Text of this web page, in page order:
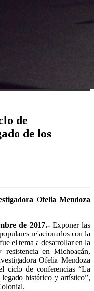
de
de los
Ofelia Mendoza
de 2017.- Exponer las
relacionados con la
el tema a desarrollar en la
resistencia en Michoacán,
Ofelia Mendoza
ciclo de conferencias “La
histórico y artístico”,